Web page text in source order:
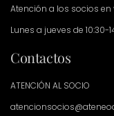
Atención a los socios en
Lunes a jueves de 10:30-
Contactos
ATENCIÓN AL SOCIO